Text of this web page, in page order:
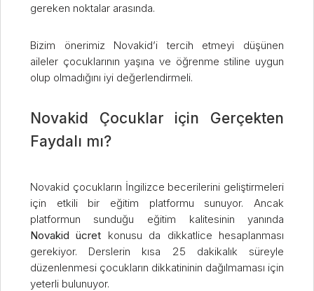
gereken noktalar arasında.
Bizim önerimiz Novakid’i tercih etmeyi düşünen
aileler çocuklarının yaşına ve öğrenme stiline uygun
olup olmadığını iyi değerlendirmeli.
Novakid Çocuklar için Gerçekten
Faydalı mı?
Novakid çocukların İngilizce becerilerini geliştirmeleri
için etkili bir eğitim platformu sunuyor. Ancak
platformun sunduğu eğitim kalitesinin yanında
Novakid ücret konusu da dikkatlice hesaplanması
gerekiyor. Derslerin kısa 25 dakikalık süreyle
düzenlenmesi çocukların dikkatininin dağılmaması için
yeterli bulunuyor.